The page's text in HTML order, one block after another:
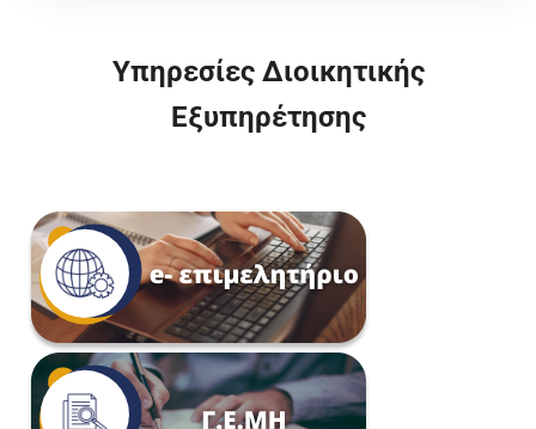
Υπηρεσίες Διοικητικής
Εξυπηρέτησης